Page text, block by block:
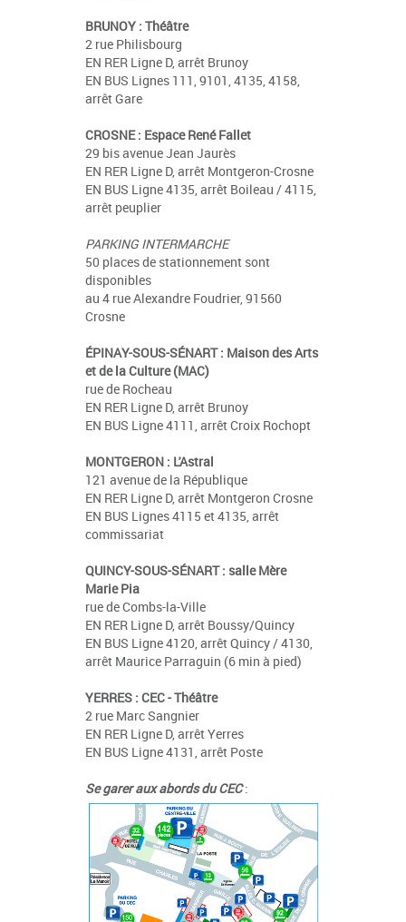
BRUNOY : Théâtre
2 rue Philisbourg
EN RER Ligne D, arrêt Brunoy
EN BUS Lignes 111, 9101, 4135, 4158,
arrêt Gare
CROSNE : Espace René Fallet
29 bis avenue Jean Jaurès
EN RER Ligne D, arrêt Montgeron-Crosne
EN BUS Ligne 4135, arrêt Boileau / 4115,
arrêt peuplier
PARKING INTERMARCHE
50 places de stationnement sont
disponibles
au 4 rue Alexandre Foudrier, 91560
Crosne
ÉPINAY-SOUS-SÉNART : Maison des Arts
et de la Culture (MAC)
rue de Rocheau
EN RER Ligne D, arrêt Brunoy
EN BUS Ligne 4111, arrêt Croix Rochopt
MONTGERON : L'Astral
121 avenue de la République
EN RER Ligne D, arrêt Montgeron Crosne
EN BUS Lignes 4115 et 4135, arrêt
commissariat
QUINCY-SOUS-SÉNART : salle Mère
Marie Pia
rue de Combs-la-Ville
EN RER Ligne D, arrêt Boussy/Quincy
EN BUS Ligne 4120, arrêt Quincy / 4130,
arrêt Maurice Parraguin (6 min à pied)
YERRES : CEC - Théâtre
2 rue Marc Sangnier
EN RER Ligne D, arrêt Yerres
EN BUS Ligne 4131, arrêt Poste
Se garer aux abords du CEC: